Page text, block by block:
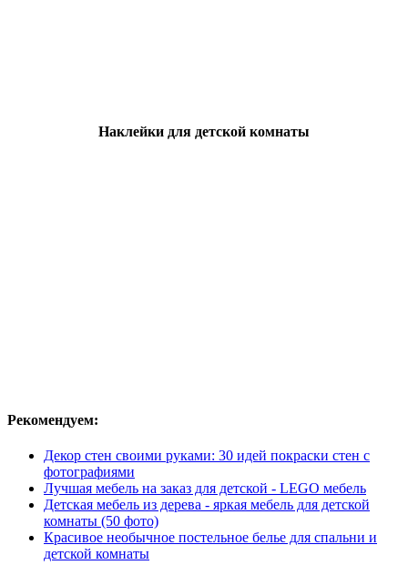
Наклейки для детской комнаты
Рекомендуем:
Декор стен своими руками: 30 идей покраски стен с
фотографиями
Лучшая мебель на заказ для детской - LEGO мебель
Детская мебель из дерева - яркая мебель для детской
комнаты (50 фото)
Красивое необычное постельное белье для спальни и
детской комнаты